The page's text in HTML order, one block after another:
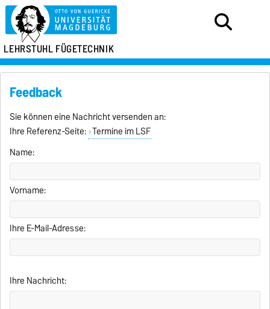
LEHRSTUHL FÜGETECHNIK
Feedback
Sie können eine Nachricht versenden an:
Ihre Referenz-Seite: Termine im LSF
Name:
Vorname:
Ihre E-Mail-Adresse:
Ihre Nachricht: